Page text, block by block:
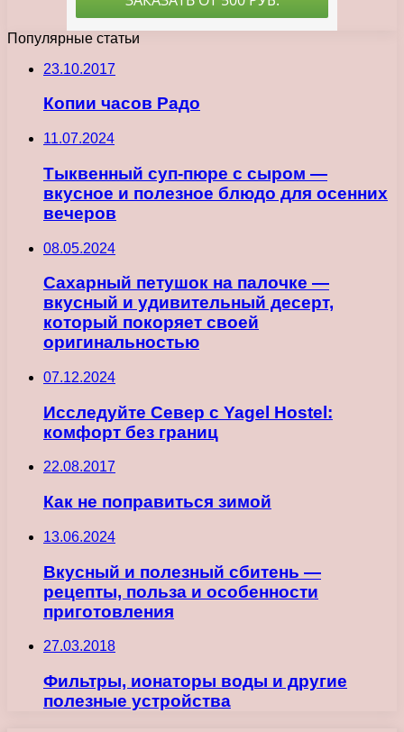
Популярные статьи
23.10.2017
Копии часов Радо
11.07.2024
Тыквенный суп-пюре с сыром —
вкусное и полезное блюдо для осенних
вечеров
08.05.2024
Сахарный петушок на палочке —
вкусный и удивительный десерт,
который покоряет своей
оригинальностью
07.12.2024
Исследуйте Север с Yagel Hostel:
комфорт без границ
22.08.2017
Как не поправиться зимой
13.06.2024
Вкусный и полезный сбитень —
рецепты, польза и особенности
приготовления
27.03.2018
Фильтры, ионаторы воды и другие
полезные устройства